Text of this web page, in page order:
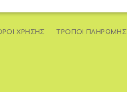
ΧΡΉΣΗΣ ΤΡΌΠΟΙ ΠΛΗΡΩΜΉΣ